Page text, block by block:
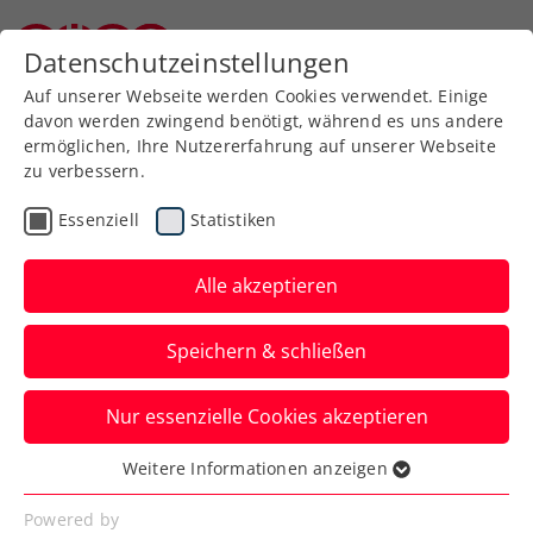
Zurück zur Newsübersicht
WTA
ITF Tauranga: Grabher mit
ansprechendem
Saisonstart
Österreichs Spitzenspielerin verpasst in
Neuseeland nur knapp ihren neunten
Damen-Doppeltitel.
Verfasst von: Manuel Wachta, 21.12.2024
Datenschutzeinstellungen
Auf unserer Webseite werden Cookies verwendet. Einige
davon werden zwingend benötigt, während es uns andere
ermöglichen, Ihre Nutzererfahrung auf unserer Webseite
zu verbessern.
Essenziell Statistiken
Alle akzeptieren
Speichern & schließen
Nur essenzielle Cookies akzeptieren
Essenziell
Essenzielle Cookies werden für grundlegende
Weitere Informationen anzeigen
Powered by